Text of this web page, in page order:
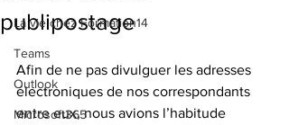
La vie chez Formation14
Teams
Outlook
Microsoft365
publipostage
Afin de ne pas divulguer les adresses
électroniques de nos correspondants
entre eux, nous avions l’habitude